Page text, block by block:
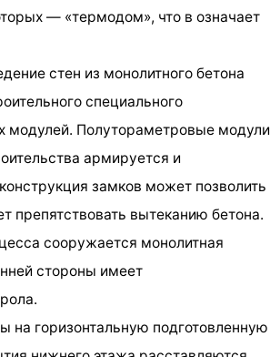
— «термодом», что в означает
стен из монолитного бетона
специального
модулей. Полутораметровые модули
армируется и
замков может позволить
препятствовать вытеканию бетона.
сооружается монолитная
стороны имеет
на горизонтальную подготовленную